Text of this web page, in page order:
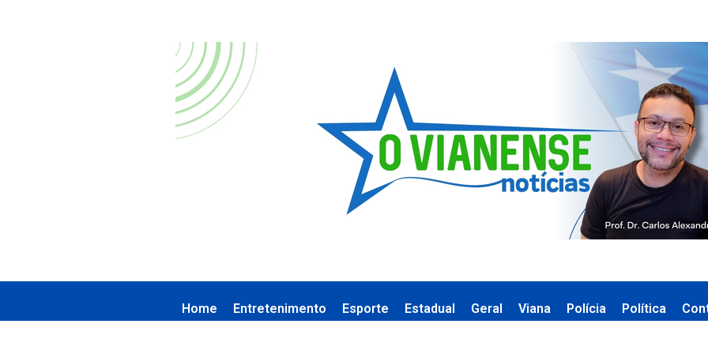
Home Entretenimento Esporte Estadual Geral Viana Polícia Política